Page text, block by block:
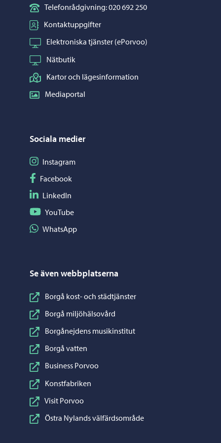
Telefonrådgivning: 020 692 250
Kontaktuppgifter
Elektroniska tjänster (ePorvoo)
Nätbutik
Kartor och lägesinformation
Mediaportal
Sociala medier
Följ på Instagram
Instagram
Följ på Facebook
Facebook
Följ på LinkedIn
LinkedIn
Följ på YouTube
YouTube
Dela på WhatsApp
WhatsApp
Se även webbplatserna
Borgå kost- och städtjänster
Borgå miljöhälsovård
Borgånejdens musikinstitut
Borgå vatten
Business Porvoo
Konstfabriken
Visit Porvoo
Östra Nylands välfärdsområde